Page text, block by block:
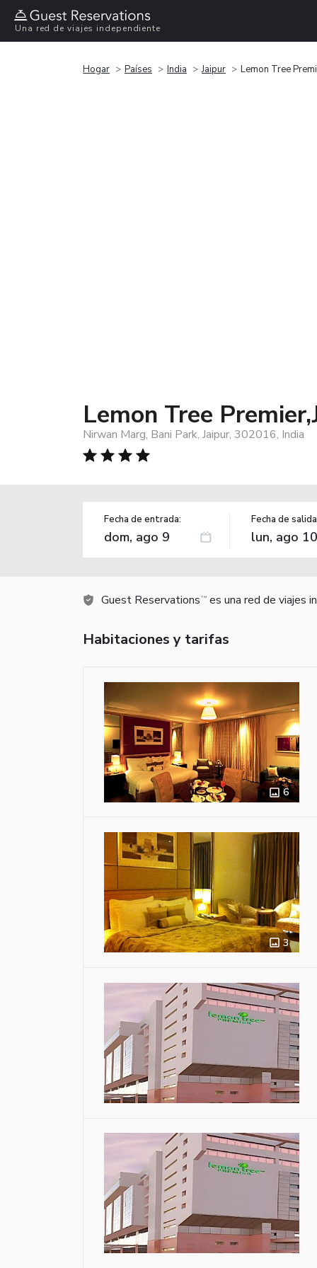
Una red de viajes independiente
Hogar Países India Jaipur Lemon Tree
Lemon Tree
Nirwan Marg, Bani Park, Jaipur, 302016, India
Fecha de entrada: Fecha de
Guest Reservations TM es una red de viajes
Habitaciones y tarifas
6
3